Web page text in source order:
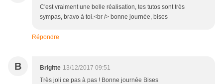
C'est vraiment une belle réalisation, tes tutos sont très
sympas, bravo à toi.<br /> bonne journée, bises
Répondre
B Brigitte 13/12/2017 09:51
Très joli ce pas à pas ! Bonne journée Bises